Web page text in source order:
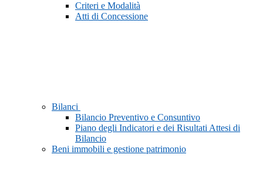
Criteri e Modalità
Atti di Concessione
Bilanci
Bilancio Preventivo e Consuntivo
Piano degli Indicatori e dei Risultati Attesi di
Bilancio
Beni immobili e gestione patrimonio